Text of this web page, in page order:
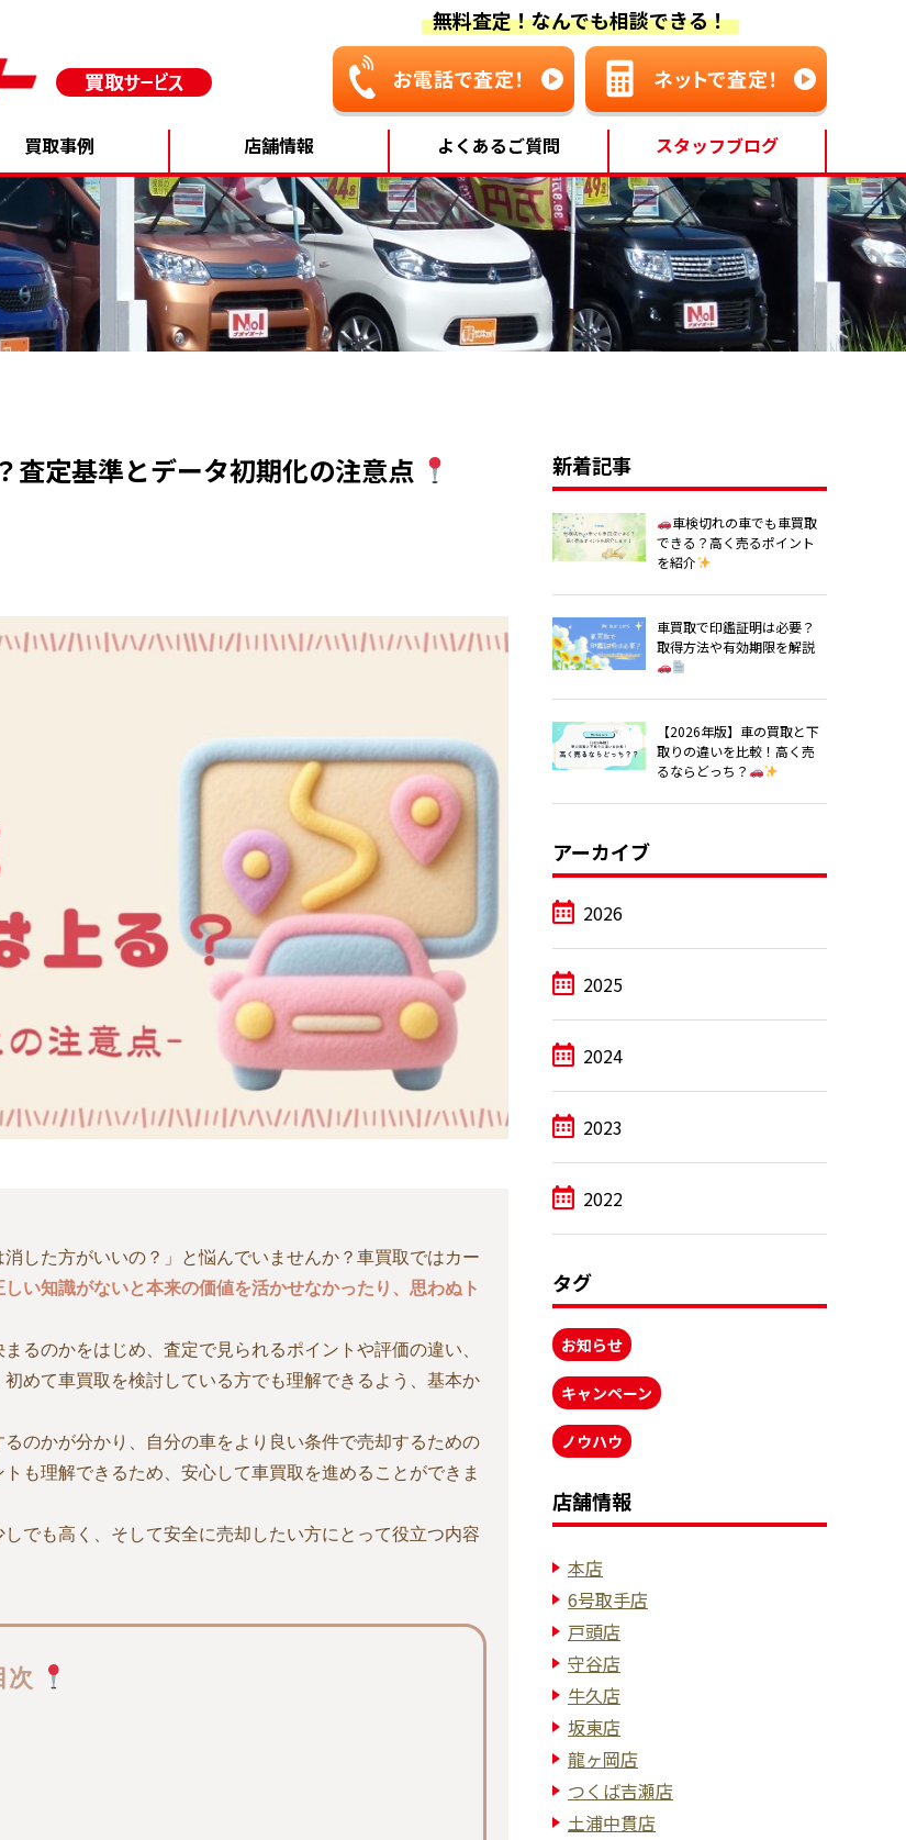
無料査定！なんでも相談できる！
買取事例 店舗情報 よくあるご質問 スタッフブログ
査定基準とデータ初期化の注意点
した方がいいの？」と悩んでいませんか？車買取ではカー
しい知識がないと本来の価値を活かせなかったり、思わぬト
るのかをはじめ、査定で見られるポイントや評価の違い、
めて車買取を検討している方でも理解できるよう、基本か
のかが分かり、自分の車をより良い条件で売却するための
も理解できるため、安心して車買取を進めることができま
でも高く、そして安全に売却したい方にとって役立つ内容
次
新着記事
車検切れの車でも車買取
できる？高く売るポイント
を紹介
車買取で印鑑証明は必要？
取得方法や有効期限を解説
【2026年版】車の買取と下
取りの違いを比較！高く売
るならどっち？
アーカイブ
2026
2025
2024
2023
2022
タグ
お知らせ
キャンペーン
ノウハウ
店舗情報
本店
6号取手店
戸頭店
守谷店
牛久店
坂東店
龍ヶ岡店
つくば吉瀬店
土浦中貫店